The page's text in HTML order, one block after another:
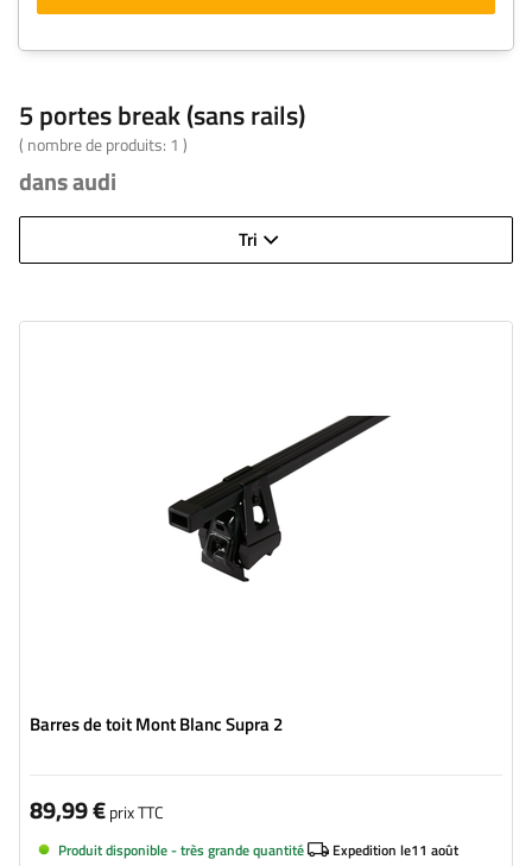
5 portes break (sans rails)
( nombre de produits: 1 )
dans audi
Tri
Barres de toit Mont Blanc Supra 2
89,99 €prix TTC
Produit disponible - très grande quantité Expedition le11 août